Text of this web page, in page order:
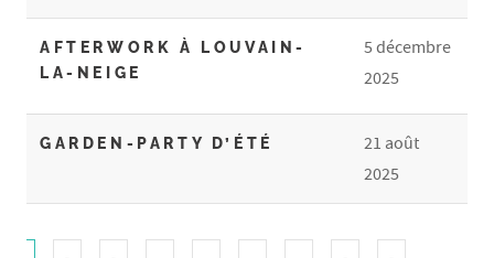
AFTERWORK À LOUVAIN-
LA-NEIGE
5 décembre
2025
GARDEN-PARTY D’ÉTÉ
21 août
2025